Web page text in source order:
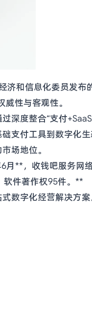
济和信息化委员发布
性与客观性。
度整合“支付
支付工具到数字化
场地位。
月**，收钱吧服务网
软件著作权95件。**
数字化经营解决方案